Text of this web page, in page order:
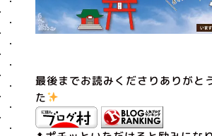
最後までお読みくださりありがと
た